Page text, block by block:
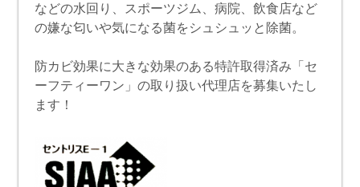
などの水回り、スポーツジム、病院、飲食店など
の嫌な匂いや気になる菌をシュシュッと除菌。
防カビ効果に大きな効果のある特許取得済み「セ
ーフティーワン」の取り扱い代理店を募集いたし
ます！